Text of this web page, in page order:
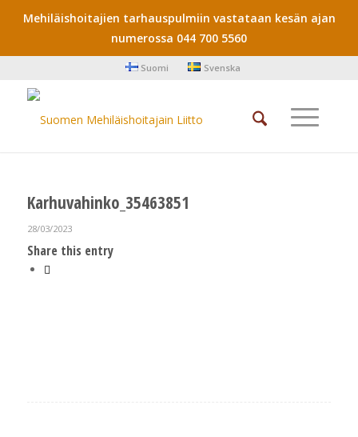
Mehiläishoitajien tarhauspulmiin vastataan kesän ajan
numerossa 044 700 5560
Suomi Svenska
Karhuvahinko_35463851
28/03/2023
Share this entry